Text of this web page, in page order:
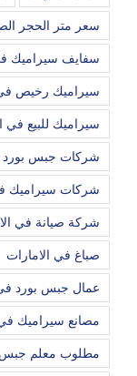
سعر متر الحجر
سفايف سيراميك
سيراميك رخيص في
سيراميك للبيع في
شركات جبس بورد
شركات سيراميك
شركة صيانة في
صباغ في الامارات
عمال جبس بورد في
مصانع سيراميك في
مطلوب معلم جبس